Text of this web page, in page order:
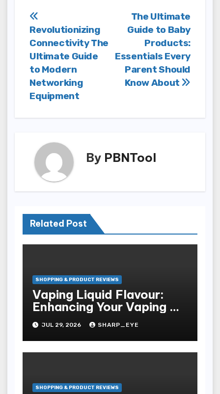
Post
navigation
The Ultimate
Guide to Baby
Products:
Essentials Every
Parent Should
Know About
Revolutionizing
Connectivity The
Ultimate Guide
to Modern
Networking
Equipment
By PBNTool
Related Post
SHOPPING & PRODUCT REVIEWS
Vaping Liquid Flavour:
Enhancing Your Vaping Go
Through
JUL 29, 2026 SHARP_EYE
SHOPPING & PRODUCT REVIEWS